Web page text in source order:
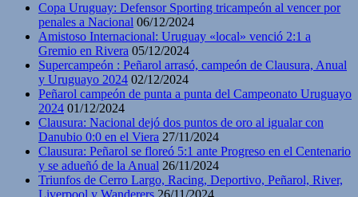
Copa Uruguay: Defensor Sporting tricampeón al vencer por
penales a Nacional 06/12/2024
Amistoso Internacional: Uruguay «local» venció 2:1 a
Gremio en Rivera 05/12/2024
Supercampeón : Peñarol arrasó, campeón de Clausura, Anual
y Uruguayo 2024 02/12/2024
Peñarol campeón de punta a punta del Campeonato Uruguayo
2024 01/12/2024
Clausura: Nacional dejó dos puntos de oro al igualar con
Danubio 0:0 en el Viera 27/11/2024
Clausura: Peñarol se floreó 5:1 ante Progreso en el Centenario
y se adueñó de la Anual 26/11/2024
Triunfos de Cerro Largo, Racing, Deportivo, Peñarol, River,